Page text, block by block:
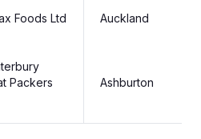
Foods Ltd Auckland
Packers
Ashburton